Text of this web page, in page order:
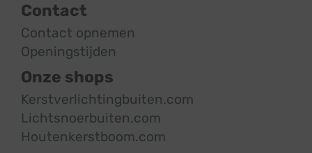
Contact
Contact opnemen
Openingstijden
Onze shops
Kerstverlichtingbuiten.com
Lichtsnoerbuiten.com
Houtenkerstboom.com